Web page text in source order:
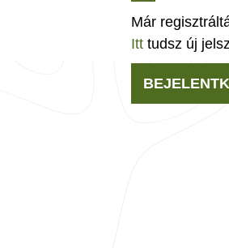
Már
Itt tudsz új